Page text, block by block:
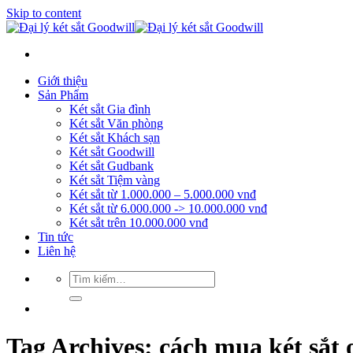
Skip to content
Giới thiệu
Sản Phẩm
Két sắt Gia đình
Két sắt Văn phòng
Két sắt Khách sạn
Két sắt Goodwill
Két sắt Gudbank
Két sắt Tiệm vàng
Két sắt từ 1.000.000 – 5.000.000 vnđ
Két sắt từ 6.000.000 -> 10.000.000 vnđ
Két sắt trên 10.000.000 vnđ
Tin tức
Liên hệ
Tag Archives: cách mua két sắt